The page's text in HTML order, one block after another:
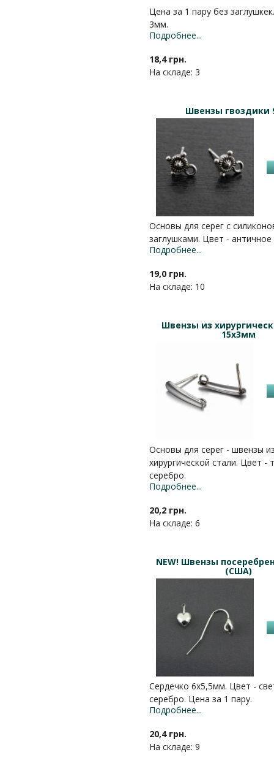
Цена за 1 пару без
3мм.
Подробнее...
18,4 грн.
На складе: 3
Швензы гвоздики
Основы для серег с
заглушками. Цвет -
Подробнее...
19,0 грн.
На складе: 10
Швензы из
15х3мм
Основы для серег - швензы
хирургической стали. Цвет -
серебро.
Подробнее...
20,2 грн.
На складе: 6
NEW! Швензы
(США)
Сердечко 6х5,5мм. Цвет -
серебро. Цена за 1 пару.
Подробнее...
20,4 грн.
На складе: 9